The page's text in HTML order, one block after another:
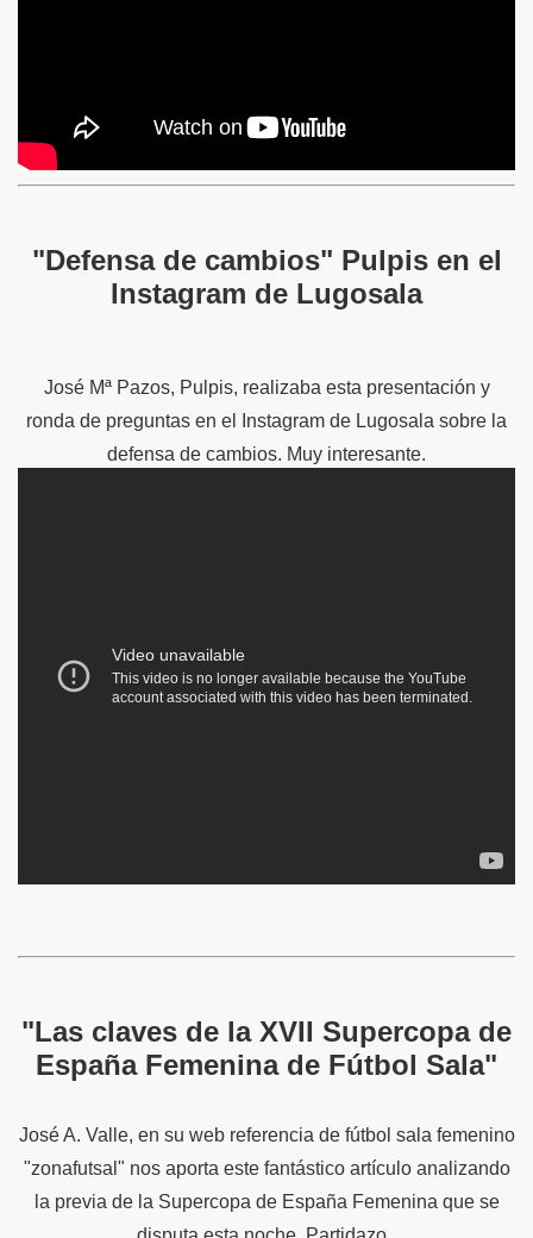
"Defensa de cambios" Pulpis en el
Instagram de Lugosala
José Mª Pazos, Pulpis, realizaba esta presentación y
ronda de preguntas en el Instagram de Lugosala sobre la
defensa de cambios. Muy interesante.
"Las claves de la XVII Supercopa de
España Femenina de Fútbol Sala"
José A. Valle, en su web referencia de fútbol sala femenino
"zonafutsal" nos aporta este fantástico artículo analizando
la previa de la Supercopa de España Femenina que se